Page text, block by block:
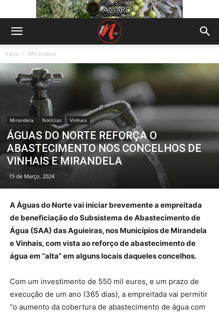
Início Mirandela
Mirandela Notícias Vinhais
ÁGUAS DO NORTE REFORÇA O
ABASTECIMENTO NOS CONCELHOS DE
VINHAIS E MIRANDELA
15 de Março, 2024
A Águas do Norte vai iniciar brevemente a empreitada
de beneficiação do Subsistema de Abastecimento de
Água (SAA) das Aguieiras, nos Municípios de Mirandela
e Vinhais, com vista ao reforço de abastecimento de
água em “alta” em alguns locais daqueles concelhos.
Com um investimento de 550 mil euros, e um prazo de
execução de um ano (365 dias), a empreitada vai permitir
“o aumento da cobertura de abastecimento de água com